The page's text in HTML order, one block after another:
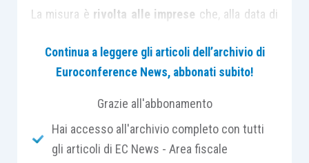
La misura è rivolta alle imprese che, alla data di
sianoin possesso dei seguenti requisiti:
dimensione di micro
Regolamento UE 651/2014;
sede legale e operativa in Italia;
Continua a leggere gli articoli dell’archivio di
Euroconference News, abbonati subito!
Grazie all'abbonamento
Hai accesso all'archivio completo con tutti
gli articoli di EC News - Area fiscale